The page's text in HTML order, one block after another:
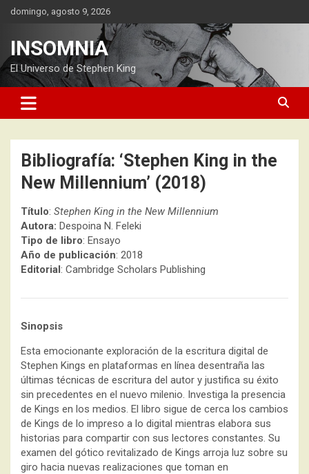
Saltardomingo, agosto 9, 2026
INSOMNIA
El Universo de Stephen King
Bibliografía: ‘Stephen King in the
New Millennium’ (2018)
Título: Stephen King in the New Millennium
Autora: Despoina N. Feleki
Tipo de libro: Ensayo
Año de publicación: 2018
Editorial: Cambridge Scholars Publishing
Sinopsis
Esta emocionante exploración de la escritura digital de
Stephen Kings en plataformas en línea desentraña las
últimas técnicas de escritura del autor y justifica su éxito
sin precedentes en el nuevo milenio. Investiga la presencia
de Kings en los medios. El libro sigue de cerca los cambios
de Kings de lo impreso a lo digital mientras elabora sus
historias para compartir con sus lectores constantes. Su
examen del gótico revitalizado de Kings arroja luz sobre su
giro hacia nuevas realizaciones que toman en